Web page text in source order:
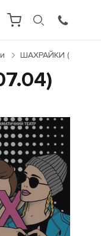
ШАХРАЙКИ (07.04)